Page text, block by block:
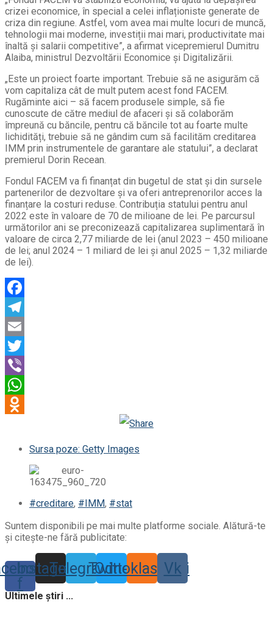
crizei economice, în special a celei inflaționiste generate de
criza din regiune. Astfel, vom avea mai multe locuri de muncă,
tehnologii mai moderne, investiții mai mari, productivitate mai
înaltă și salarii competitive”, a afirmat vicepremierul Dumitru
Alaiba, ministrul Dezvoltării Economice și Digitalizării.
„Este un proiect foarte important. Trebuie să ne asigurăm că
vom capitaliza cât de mult putem acest fond FACEM.
Rugăminte aici – să facem produsele simple, să fie
cunoscute de către mediul de afaceri și să colaborăm
împreună cu băncile, pentru că băncile tot au foarte multe
lichidități, trebuie să ne gândim cum să facilităm creditarea
IMM prin instrumentele de garantare ale statului”, a declarat
premierul Dorin Recean.
Fondul FACEM va fi finanțat din bugetul de stat și din sursele
partenerilor de dezvoltare și va oferi antreprenorilor acces la
finanțare la costuri reduse. Contribuția statului pentru anul
2022 este în valoare de 70 de milioane de lei. Pe parcursul
următorilor ani se preconizează capitalizarea suplimentară în
valoare de circa 2,77 miliarde de lei (anul 2023 – 450 milioane
de lei; anul 2024 – 1 miliard de lei și anul 2025 – 1,32 miliarde
de lei).
Odnoklassniki
Sursa poze: Getty Images
#creditare, #IMM, #stat
Suntem disponibili pe mai multe platforme sociale. Alătură-te
și citește-ne fără publicitate:
f
Instagram
TelegramTwitter
Odnoklassniki
Vk
Ultimele știri ...